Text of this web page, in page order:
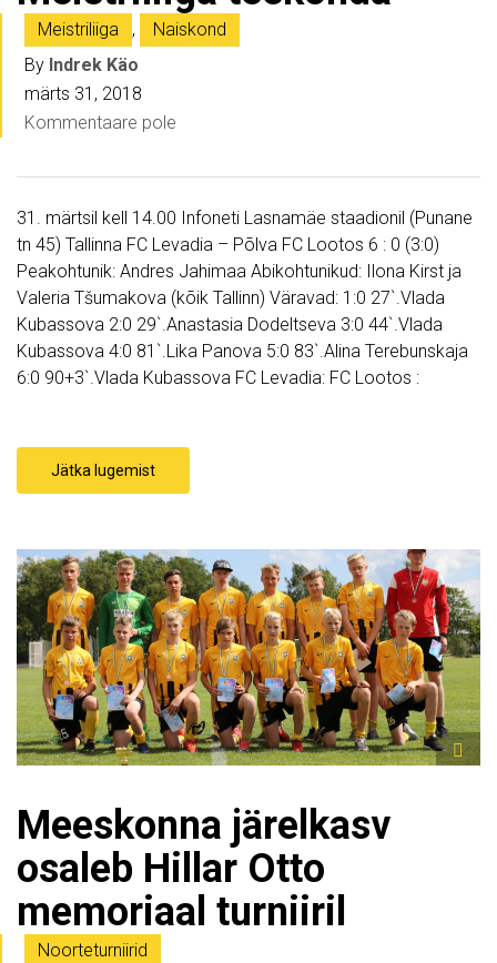
Meistriliiga ,
Naiskond
By Indrek Käo
märts 31, 2018
Kommentaare pole
31. märtsil kell 14.00 Infoneti Lasnamäe staadionil (Punane
tn 45) Tallinna FC Levadia – Põlva FC Lootos 6 : 0 (3:0)
Peakohtunik: Andres Jahimaa Abikohtunikud: Ilona Kirst ja
Valeria Tšumakova (kõik Tallinn) Väravad: 1:0 27`.Vlada
Kubassova 2:0 29`.Anastasia Dodeltseva 3:0 44`.Vlada
Kubassova 4:0 81`.Lika Panova 5:0 83`.Alina Terebunskaja
6:0 90+3`.Vlada Kubassova FC Levadia: FC Lootos :
Jätka lugemist
Meeskonna järelkasv
osaleb Hillar Otto
memoriaal turniiril
Noorteturniirid